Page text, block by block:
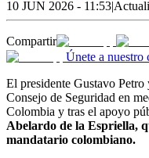
10 JUN 2026 - 11:53|
Compartir
Únete a nuestro
El presidente Gustavo Petro
Consejo de Seguridad en
Colombia y tras el apoyo
Abelardo de la Espriella,
mandatario colombiano.